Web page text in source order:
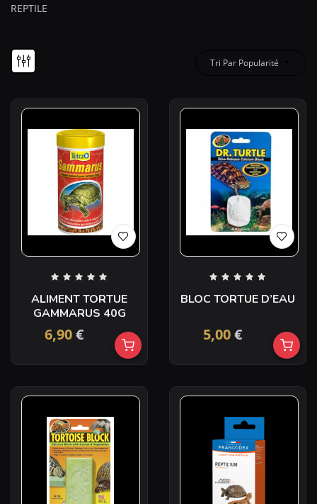
REPTILE
Tri Par Popularité
ALIMENT TORTUE
GAMMARUS 40G
6,90€
BLOC TORTUE D’EAU
5,00€